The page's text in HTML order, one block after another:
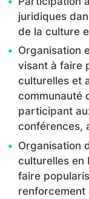
juridiques
de la culture
Organisation
visant à faire
culturelles et
communauté
participant
conférences,
Organisation
culturelles en
faire
renforcement